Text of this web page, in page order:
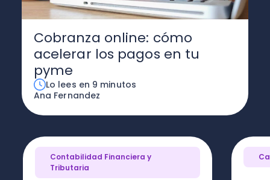
Cobranza online: cómo
acelerar los pagos en tu
pyme
Lo lees en 9 minutos
Ana Fernandez
Contabilidad Financiera y
Tributaria